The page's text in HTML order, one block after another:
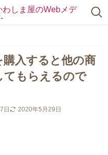
購入すると他の商
てもらえるので
日
2020年5月29日